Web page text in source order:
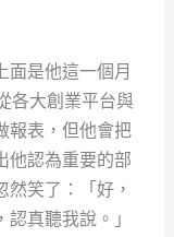
面是他這一個月
大創業平台與
報表，但他會把
他認為重要的部
笑了：「好，
真聽我說。」